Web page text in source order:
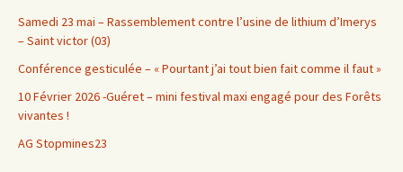
Samedi 23 mai – Rassemblement contre l’usine de lithium d’Imerys
– Saint victor (03)
Conférence gesticulée – « Pourtant j’ai tout bien fait comme il faut »
10 Février 2026 -Guéret – mini festival maxi engagé pour des Forêts
vivantes !
AG Stopmines23